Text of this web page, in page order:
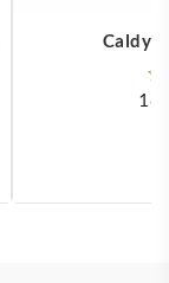
Caldy